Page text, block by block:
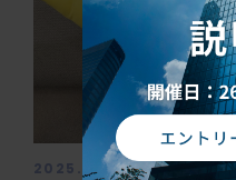
2025.03.07 働く人